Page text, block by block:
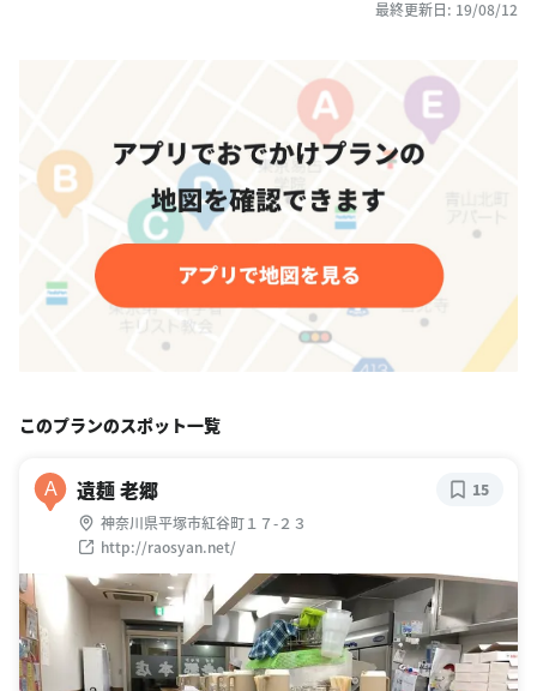
最終更新日: 19/08/12
このプランのスポット一覧
A 遺麺 老郷
神奈川県平塚市紅谷町１７-２３
http://raosyan.net/
15